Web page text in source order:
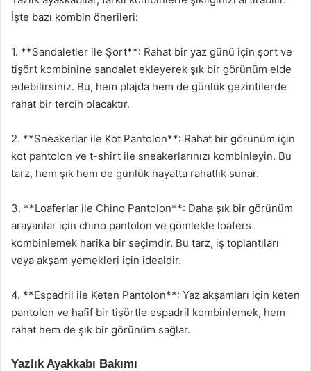
İşte bazı kombin önerileri:
1. **Sandaletler ile Şort**: Rahat bir yaz günü için şort ve
tişört kombinine sandalet ekleyerek şık bir görünüm elde
edebilirsiniz. Bu, hem plajda hem de günlük gezintilerde
rahat bir tercih olacaktır.
2. **Sneakerlar ile Kot Pantolon**: Rahat bir görünüm için
kot pantolon ve t-shirt ile sneakerlarınızı kombinleyin. Bu
tarz, hem şık hem de günlük hayatta rahatlık sunar.
3. **Loaferlar ile Chino Pantolon**: Daha şık bir görünüm
arayanlar için chino pantolon ve gömlekle loafers
kombinlemek harika bir seçimdir. Bu tarz, iş toplantıları
veya akşam yemekleri için idealdir.
4. **Espadril ile Keten Pantolon**: Yaz akşamları için keten
pantolon ve hafif bir tişörtle espadril kombinlemek, hem
rahat hem de şık bir görünüm sağlar.
Yazlık Ayakkabı Bakımı